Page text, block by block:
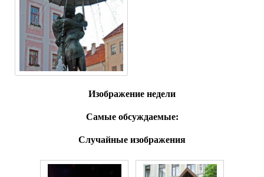
Изображение недели
Самые обсуждаемые:
Случайные изображения